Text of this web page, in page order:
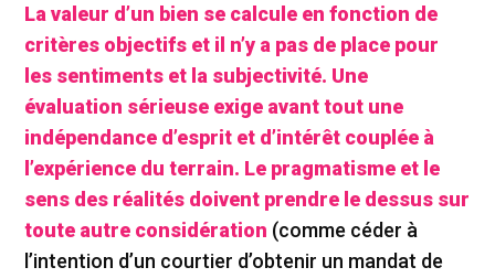
La valeur d’un bien se calcule en fonction de
critères objectifs et il n’y a pas de place pour
les sentiments et la subjectivité. Une
évaluation sérieuse exige avant tout une
indépendance d’esprit et d’intérêt couplée à
l’expérience du terrain. Le pragmatisme et le
sens des réalités doivent prendre le dessus sur
toute autre considération (comme céder à
l’intention d’un courtier d’obtenir un mandat de